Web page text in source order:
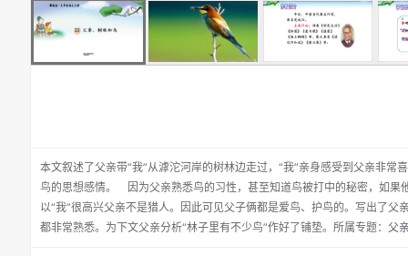
本文叙述了父亲带“我”从滹沱河岸的树林边走过，“我”亲身感受到父亲非常
鸟的思想感情。 因为父亲熟悉鸟的习性，甚至知道鸟被打中的秘密，如果
以“我”很高兴父亲不是猎人。因此可见父子俩都是爱鸟、护鸟的。写出了父
都非常熟悉。为下文父亲分析“林子里有不少鸟”作好了铺垫。所属专题： 父